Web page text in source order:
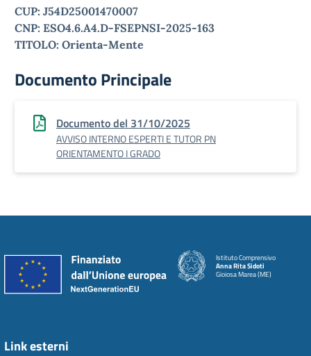
CUP: J54D25001470007
CNP: ESO4.6.A4.D-FSEPNSI-2025-163
TITOLO: Orienta-Mente
Documento Principale
Documento del 31/10/2025
AVVISO INTERNO ESPERTI E TUTOR PN
ORIENTAMENTO I GRADO
Istituto Comprensivo
Anna Rita Sidoti
Gioiosa Marea (ME)
Link esterni